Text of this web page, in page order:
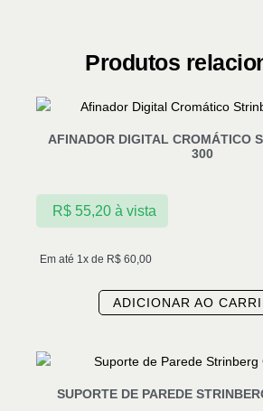
Produtos
AFINADOR DIGITAL CROMÁTICO
300
Em até 1x de R$ 60,00
R$55,20 à vista
ADICIONAR AO
SUPORTE DE PAREDE